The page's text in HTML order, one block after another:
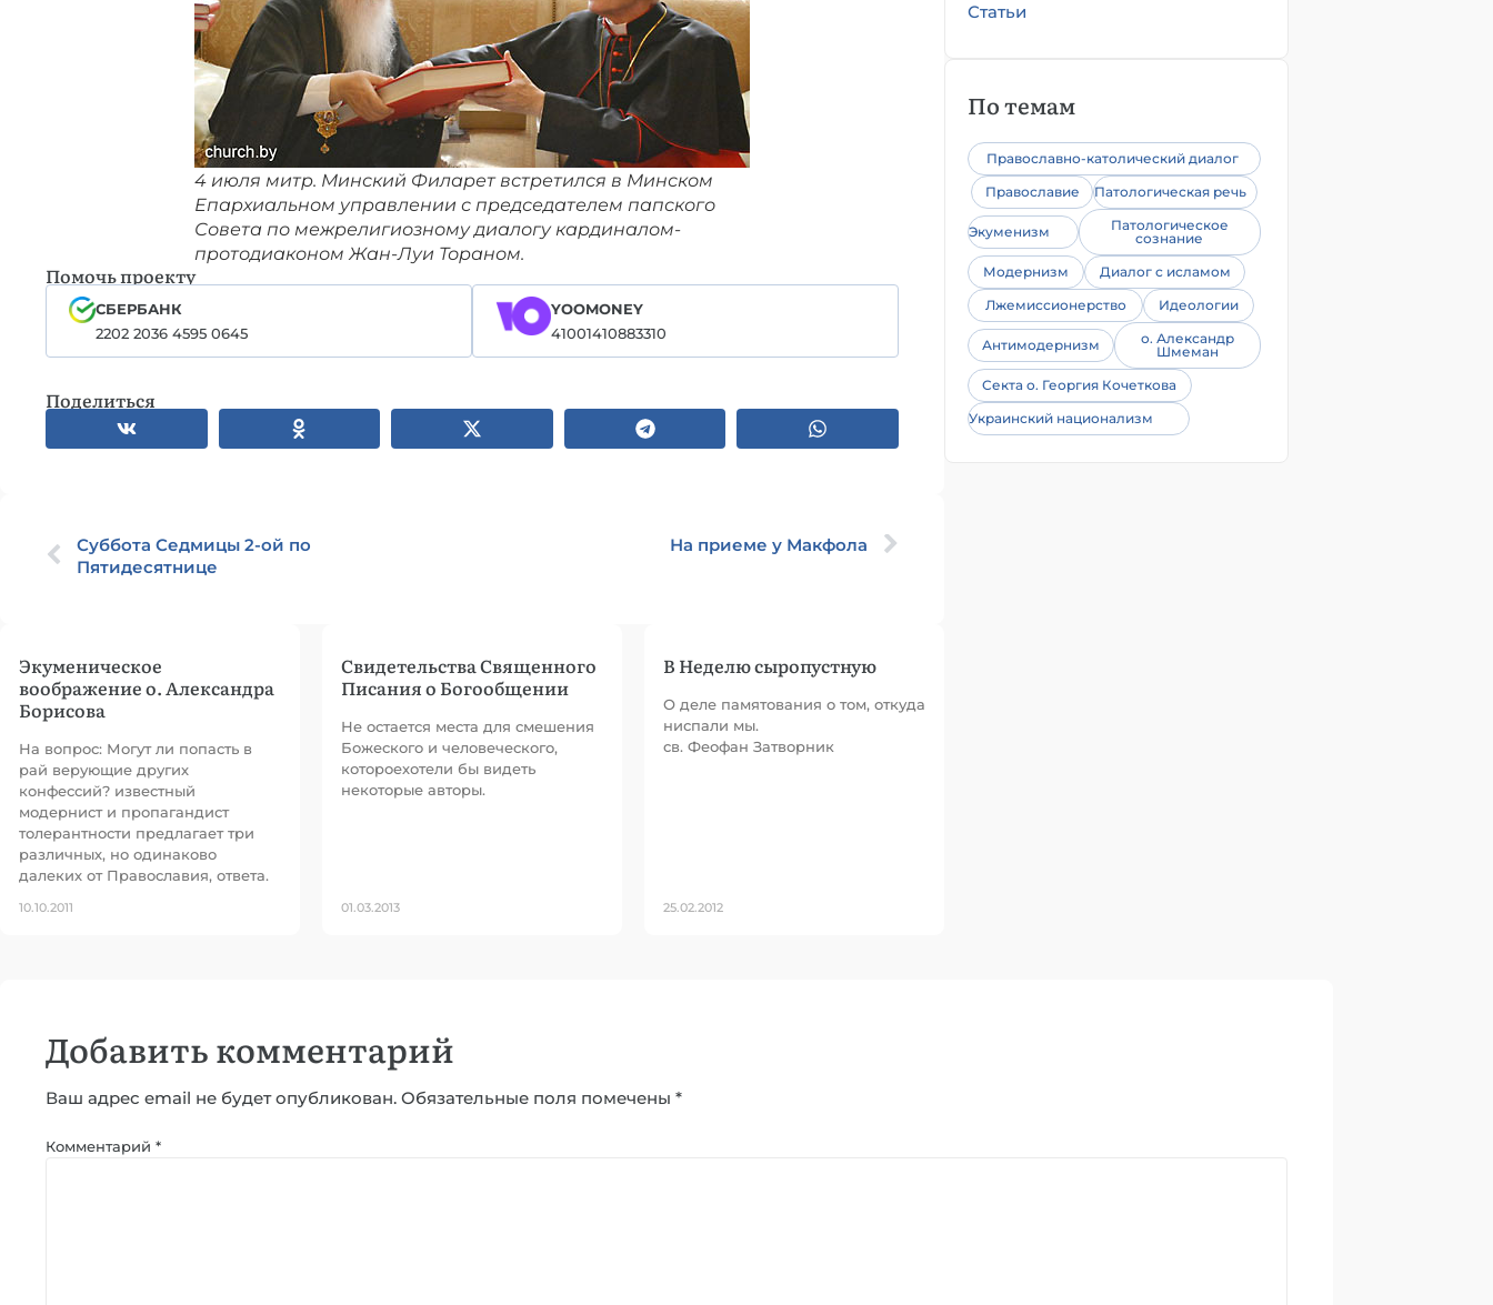
4 июля митр. Минский Филарет встретился в Минском
Епархиальном управлении с председателем папского
Совета по межрелигиозному диалогу кардиналом-
протодиаконом Жан-Луи Тораном.
Помочь проекту
СБЕРБАНК
2202 2036 4595 0645
YOOMONEY
41001410883310
Поделиться
Суббота Седмицы 2-ой по
Пятидесятнице
На приеме у Макфола
Экуменическое
воображение о. Александра
Борисова
На вопрос: Могут ли попасть в
рай верующие других
конфессий? известный
модернист и пропагандист
толерантности предлагает три
различных, но одинаково
далеких от Православия, ответа.
10.10.2011
Свидетельства Священного
Писания о Богообщении
Не остается места для смешения
Божеского и человеческого,
котороехотели бы видеть
некоторые авторы.
01.03.2013
В Неделю сыропустную
О деле памятования о том, откуда
ниспали мы.
св. Феофан Затворник
25.02.2012
Статьи
По темам
Православно-католический диалог
Православие
Патологическая речь
Экуменизм
Патологическое
сознание
Модернизм
Диалог с исламом
Лжемиссионерство
Идеологии
Антимодернизм
о. Александр
Шмеман
Секта о. Георгия Кочеткова
Украинский национализм
Добавить комментарий
Ваш адрес email не будет опубликован. Обязательные поля помечены *
Комментарий *